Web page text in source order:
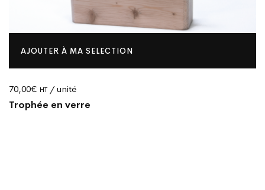
AJOUTER À MA SELECTION
70,00€ HT / unité
Trophée en verre